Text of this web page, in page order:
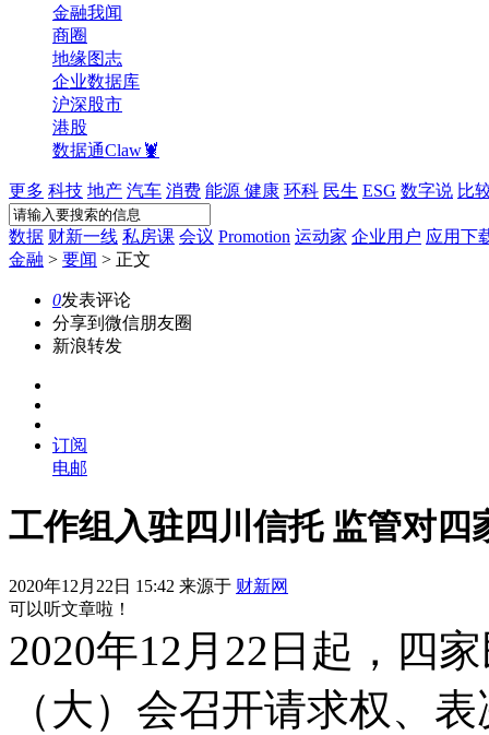
金融我闻
商圈
地缘图志
企业数据库
沪深股市
港股
数据通Claw🦞
更多 科技 地产 汽车 消费 能源 健康 环科 民生 ESG 数字说 比
数据 财新一线 私房课 会议 Promotion 运动家 企业用户 应用下
金融 > 要闻 > 正文
0发表评论
分享到微信朋友圈
新浪转发
订阅
电邮
工作组入驻四川信托 监管对
2020年12月22日 15:42 来源于 财新网
可以听文章啦！
2020年12月22日起，四
（大）会召开请求权、